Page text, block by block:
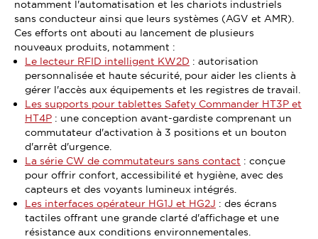
notamment l'automatisation et les chariots industriels
sans conducteur ainsi que leurs systèmes (AGV et AMR).
Ces efforts ont abouti au lancement de plusieurs
nouveaux produits, notamment :
Le lecteur RFID intelligent KW2D : autorisation
personnalisée et haute sécurité, pour aider les clients à
gérer l'accès aux équipements et les registres de travail.
Les supports pour tablettes Safety Commander HT3P et
HT4P : une conception avant-gardiste comprenant un
commutateur d'activation à 3 positions et un bouton
d'arrêt d'urgence.
La série CW de commutateurs sans contact : conçue
pour offrir confort, accessibilité et hygiène, avec des
capteurs et des voyants lumineux intégrés.
Les interfaces opérateur HG1J et HG2J : des écrans
tactiles offrant une grande clarté d'affichage et une
résistance aux conditions environnementales.